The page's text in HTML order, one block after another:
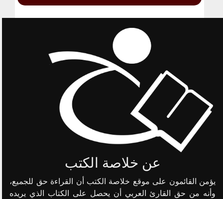
عن خلاصة الكتب
يؤمن القائمون على موقع خلاصة الكتب أن القراءة حق للجميع،
وأنه من حق القارئ العربي أن يحصل على الكتاب الذي يريده